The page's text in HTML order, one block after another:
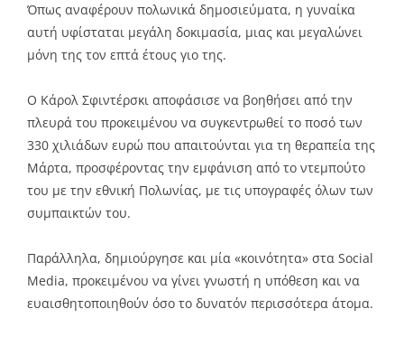
Όπως αναφέρουν πολωνικά δημοσιεύματα, η γυναίκα
αυτή υφίσταται μεγάλη δοκιμασία, μιας και μεγαλώνει
μόνη της τον επτά έτους γιο της.
Ο Κάρολ Σφιντέρσκι αποφάσισε να βοηθήσει από την
πλευρά του προκειμένου να συγκεντρωθεί το ποσό των
330 χιλιάδων ευρώ που απαιτούνται για τη θεραπεία της
Μάρτα, προσφέροντας την εμφάνιση από το ντεμπούτο
του με την εθνική Πολωνίας, με τις υπογραφές όλων των
συμπαικτών του.
Παράλληλα, δημιούργησε και μία «κοινότητα» στα Social
Media, προκειμένου να γίνει γνωστή η υπόθεση και να
ευαισθητοποιηθούν όσο το δυνατόν περισσότερα άτομα.